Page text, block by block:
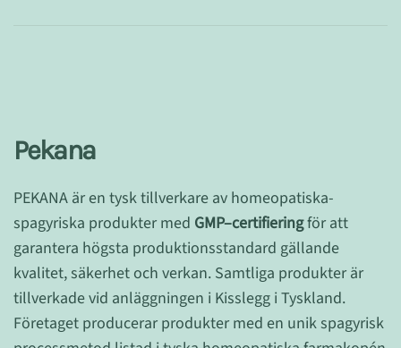
Pekana
PEKANA är en tysk tillverkare av homeopatiska-
spagyriska produkter med GMP–certifieringför att
garantera högsta produktionsstandard gällande
kvalitet, säkerhet och verkan. Samtliga produkter är
tillverkade vid anläggningen i Kisslegg i Tyskland.
Företaget producerar produkter med en unik spagyrisk